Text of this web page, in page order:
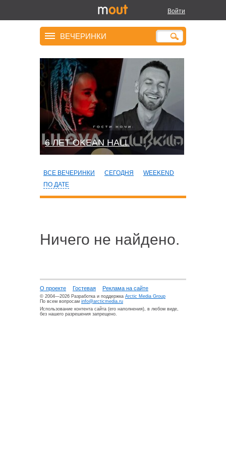
Войти
ВЕЧЕРИНКИ
6 ЛЕТ OKEAN HALL
ВСЕ ВЕЧЕРИНКИ СЕГОДНЯ
WEEKEND
ПО ДАТЕ
Ничего не найдено.
О проекте Гостевая Реклама на сайте
© 2004—2026 Разработка и поддержка Arctic Media Group
По всем вопросам info@arcticmedia.ru
Использование контента сайта (его наполнения), в любом виде,
без нашего разрешения запрещено.